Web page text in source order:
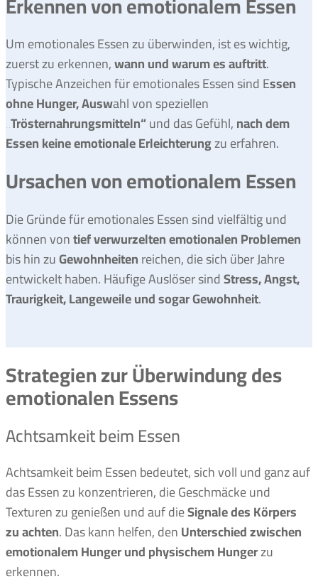
Um emotionales Essen zu überwinden, ist es wichtig,
zuerst zu erkennen,wann und warum es auftritt.
Typische Anzeichen für emotionales Essen sind Essen
ohne Hunger, Auswahl von speziellen
„Trösternahrungsmitteln“und das Gefühl,nach dem
Essen keine emotionale Erleichterungzu erfahren.
Ursachen von emotionalem Essen
Die Gründe für emotionales Essen sind vielfältig und
können vontief verwurzelten emotionalen Problemen
bis hin zuGewohnheitenreichen, die sich über Jahre
entwickelt haben. Häufige Auslöser sindStress, Angst,
Traurigkeit, Langeweile und sogar Gewohnheit.
Strategien zur Überwindung des
emotionalen Essens
Achtsamkeit beim Essen
Achtsamkeit beim Essen bedeutet, sich voll und ganz auf
das Essen zu konzentrieren, die Geschmäcke und
Texturen zu genießen und auf dieSignale des Körpers
zu achten. Das kann helfen, denUnterschied zwischen
emotionalem Hunger und physischem Hungerzu
erkennen.